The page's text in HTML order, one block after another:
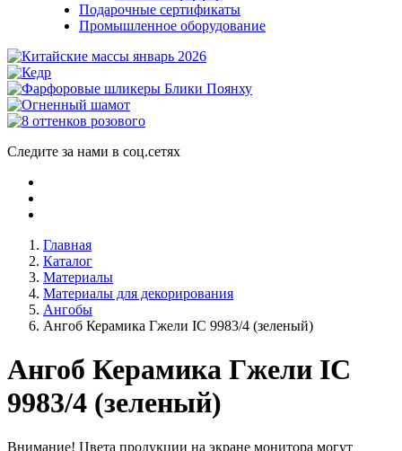
Подарочные сертификаты
Промышленное оборудование
Следите за нами в соц.сетях
Главная
Каталог
Материалы
Материалы для декорирования
Ангобы
Ангоб Керамика Гжели IC 9983/4 (зеленый)
Ангоб Керамика Гжели IC
9983/4 (зеленый)
Внимание! Цвета продукции на экране монитора могут